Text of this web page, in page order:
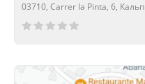
03710, Carrer la Pinta, 6, Кальп
Сейчас открыто!
Сейчас закрыто!